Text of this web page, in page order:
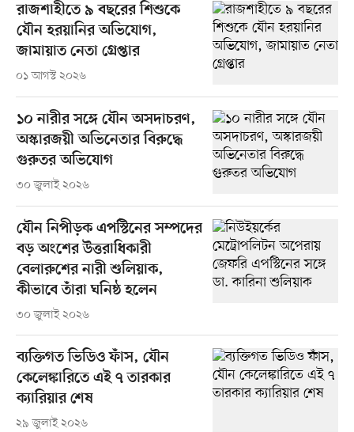
রাজশাহীতে ৯ বছরের শিশুকে
যৌন হরয়ানির অভিযোগ,
জামায়াত নেতা গ্রেপ্তার
০১ আগস্ট ২০২৬
১০ নারীর সঙ্গে যৌন অসদাচরণ,
অস্কারজয়ী অভিনেতার বিরুদ্ধে
গুরুতর অভিযোগ
৩০ জুলাই ২০২৬
যৌন নিপীড়ক এপস্টিনের সম্পদের
বড় অংশের উত্তরাধিকারী
বেলারুশের নারী শুলিয়াক,
কীভাবে তাঁরা ঘনিষ্ঠ হলেন
৩০ জুলাই ২০২৬
ব্যক্তিগত ভিডিও ফাঁস, যৌন
কেলেঙ্কারিতে এই ৭ তারকার
ক্যারিয়ার শেষ
২৯ জুলাই ২০২৬